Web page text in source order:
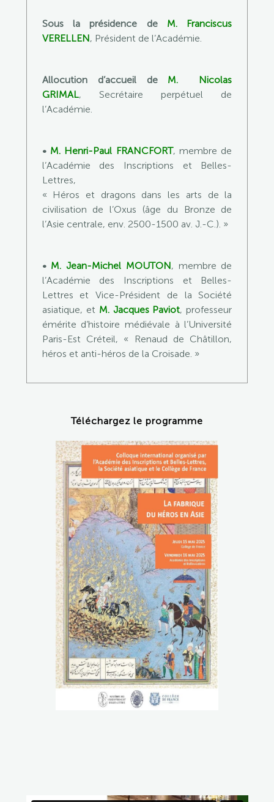
Sous la présidence de M. Franciscus
VERELLEN, Président de l’Académie.
Allocution d’accueil de M.
Nicolas
GRIMAL, Secrétaire perpétuel de
l’Académie.
• M. Henri-Paul FRANCFORT, membre de
l’Académie des Inscriptions et Belles-
Lettres,
« Héros et dragons dans les arts de la
civilisation de l’Oxus (âge du Bronze de
l’Asie centrale, env. 2500-1500 av. J.-C.). »
• M.Jean-Michel MOUTON, membre de
l’Académie des Inscriptions et Belles-
Lettres et Vice-Président de la Société
asiatique, et M. Jacques Paviot, professeur
émérite d’histoire médiévale à l’Université
Paris-Est Créteil, « Renaud de Châtillon,
héros et anti-héros de la Croisade. »
Téléchargez le programme